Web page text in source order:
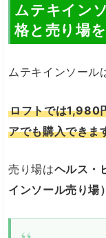
ムテキイン
格と売り場
ムテキインソール
ロフトでは1,980
アでも購入できま
売り場はヘルス・
インソール売り場）